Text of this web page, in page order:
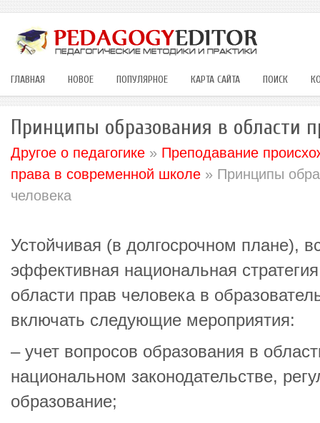
ГЛАВНАЯ НОВОЕ ПОПУЛЯРНОЕ КАРТА САЙТА ПОИСК
Принципы образования в области
Другое о педагогике » Преподавание
права в современной школе » Принципы
человека
Устойчивая (в долгосрочном плане),
эффективная национальная
области прав человека в
включать следующие мероприятия:
– учет вопросов образования в
национальном законодательстве,
образование;